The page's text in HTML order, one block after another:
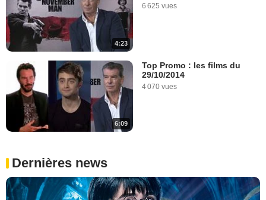
4:23
6 625 vues
6:09
Top Promo : les films du
29/10/2014
4 070 vues
Dernières news